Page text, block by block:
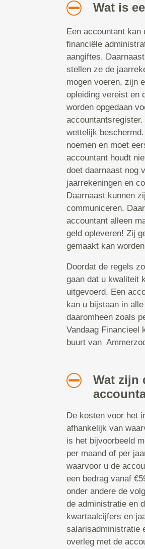
Wat is
Een accountant kan
financiële
aangiftes.
stellen ze de
mogen voeren, zijn
opleiding vereist en
worden opgedaan
wettelijk
noemen en moet
accountant houdt
doet daarnaast nog
jaarrekeningen en
Daarnaast kunnen
communiceren.
accountant alleen
geld opleveren! Zij
gemaakt kan
Doordat de regels
gaan dat u kwaliteit
uitgevoerd. Een
kan u bijstaan in
daaromheen zoals
Vandaag Financieel
buurt van
Wat zijn
De kosten voor het
afhankelijk van
is het bijvoorbeeld
per maand of per
waarvoor u de
een bedrag vanaf
onder andere de
de administratie en
kwartaalcijfers en
salarisadministratie
overleg met de